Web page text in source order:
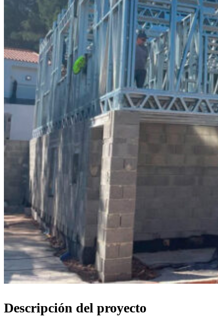
Descripción del proyecto